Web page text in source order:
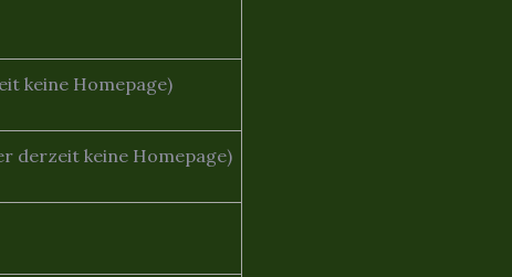
keine Homepage)
derzeit keine Homepage)